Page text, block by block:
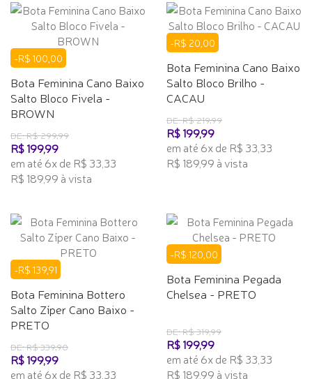
-R$ 100,00
Bota Feminina Cano Baixo
Salto Bloco Fivela -
BROWN
DE: R$ 299,99
R$ 199,99
em até 6x de R$ 33,33
R$ 189,99 à vista
-R$ 20,00
Bota Feminina Cano Baixo
Salto Bloco Brilho -
CACAU
DE: R$ 219,99
R$ 199,99
em até 6x de R$ 33,33
R$ 189,99 à vista
-R$ 139,91
Bota Feminina Bottero
Salto Zíper Cano Baixo -
PRETO
DE: R$ 339,90
R$ 199,99
em até 6x de R$ 33,33
-R$ 120,00
Bota Feminina Pegada
Chelsea - PRETO
DE: R$ 319,99
R$ 199,99
em até 6x de R$ 33,33
R$ 189,99 à vista